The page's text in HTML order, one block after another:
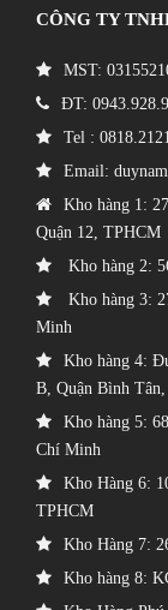
CÔNG TY
MST:
ĐT:
Tel :
Email:
Kho hàng 1:
Quận 12, TPHCM
Kho hàng 2:
Kho hàng 3:
Minh
Kho hàng 4:
B, Quận Bình
Kho hàng 5:
Chí Minh
Kho Hàng 6:
TPHCM
Kho Hàng 7:
Kho hàng 8: